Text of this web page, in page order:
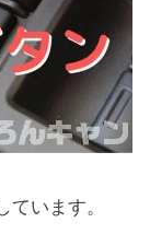
ています。